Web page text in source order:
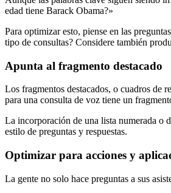
edad tiene Barack Obama?»
Para optimizar esto, piense en las
tipo de consultas? Considere también
Apunta al fragmento destacado
Los fragmentos destacados, o cuadros de
para una consulta de voz tiene un
La incorporación de una lista numerada o
estilo de preguntas y respuestas.
Optimizar para acciones y
La gente no solo hace preguntas a sus